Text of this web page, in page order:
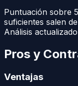
Puntuación sobre 5
suficientes salen
Análisis
Pros y
Ventajas